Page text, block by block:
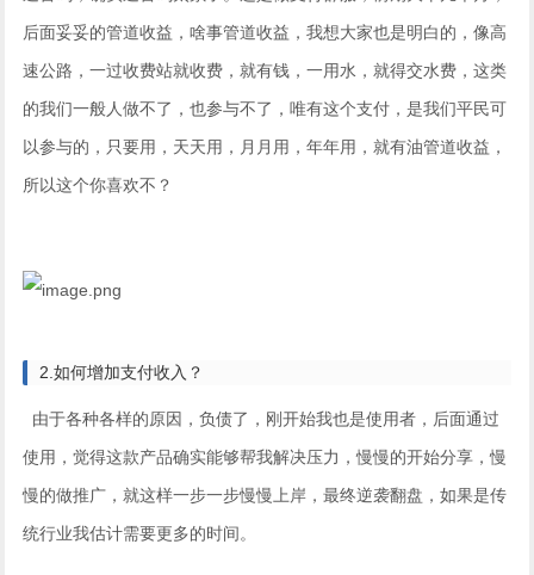
后面妥妥的管道收益，啥事管道收益，我想大家也是明白的，像高
速公路，一过收费站就收费，就有钱，一用水，就得交水费，这类
的我们一般人做不了，也参与不了，唯有这个支付，是我们平民可
以参与的，只要用，天天用，月月用，年年用，就有油管道收益，
所以这个你喜欢不？
2.如何增加支付收入？
由于各种各样的原因，负债了，刚开始我也是使用者，后面通过
使用，觉得这款产品确实能够帮我解决压力，慢慢的开始分享，慢
慢的做推广，就这样一步一步慢慢上岸，最终逆袭翻盘，如果是传
统行业我估计需要更多的时间。